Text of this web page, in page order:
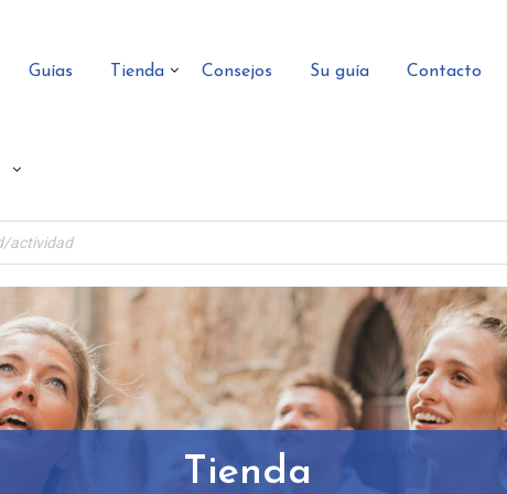
Guías Tienda Consejos Su guía Contacto
Tienda